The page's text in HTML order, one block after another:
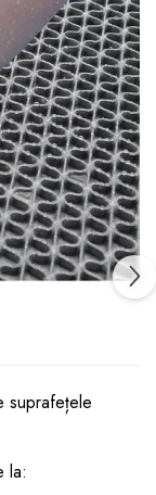
suprafețele
la: